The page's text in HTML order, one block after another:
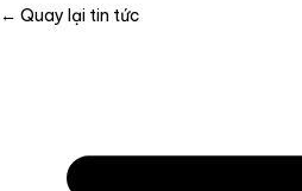
← Quay lại tin tức